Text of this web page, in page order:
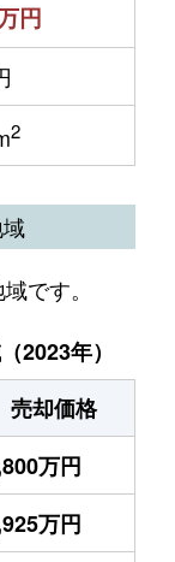
円
2
です。
2023年）
売却価格
万円
万円